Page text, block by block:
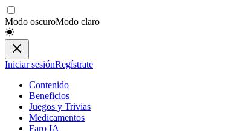
Modo oscuroModo claro
Iniciar sesiónRegístrate
Contenido
Beneficios
Juegos y Trivias
Medicamentos
Faro IA